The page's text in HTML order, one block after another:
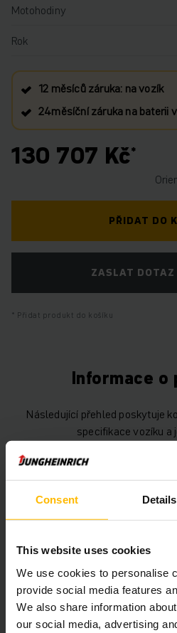
Consent Details
This website uses cookies
We use cookies to personalise
provide social media features
We also share information
our social media, advertising
Motohodiny
Rok
12 měsíců záruka: na vozík
24měsíční záruka na baterii
130 707 Kč
PŘIDAT DO
ZASLAT DOTAZ
Přidat produkt do košíku
Informace o
Následující přehled poskytuje
specifikace vozíku a
Baterie
Rok
Výška zdvihu